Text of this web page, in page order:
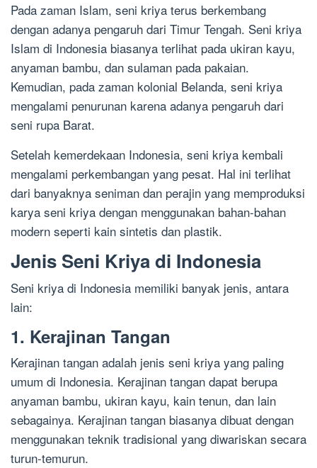
Pada zaman Islam, seni kriya terus berkembang
dengan adanya pengaruh dari Timur Tengah. Seni kriya
Islam di Indonesia biasanya terlihat pada ukiran kayu,
anyaman bambu, dan sulaman pada pakaian.
Kemudian, pada zaman kolonial Belanda, seni kriya
mengalami penurunan karena adanya pengaruh dari
seni rupa Barat.
Setelah kemerdekaan Indonesia, seni kriya kembali
mengalami perkembangan yang pesat. Hal ini terlihat
dari banyaknya seniman dan perajin yang memproduksi
karya seni kriya dengan menggunakan bahan-bahan
modern seperti kain sintetis dan plastik.
Jenis Seni Kriya di Indonesia
Seni kriya di Indonesia memiliki banyak jenis, antara
lain:
1. Kerajinan Tangan
Kerajinan tangan adalah jenis seni kriya yang paling
umum di Indonesia. Kerajinan tangan dapat berupa
anyaman bambu, ukiran kayu, kain tenun, dan lain
sebagainya. Kerajinan tangan biasanya dibuat dengan
menggunakan teknik tradisional yang diwariskan secara
turun-temurun.